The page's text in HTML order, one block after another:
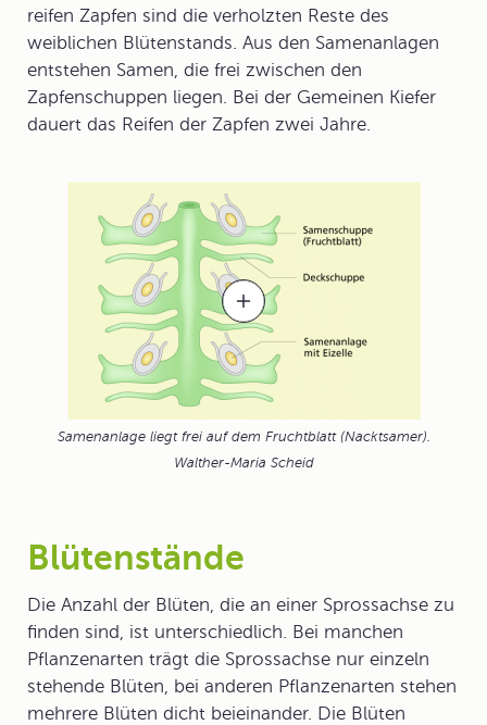
reifen Zapfen sind die verholzten Reste des
weiblichen Blütenstands. Aus den Samenanlagen
entstehen Samen, die frei zwischen den
Zapfenschuppen liegen. Bei der Gemeinen Kiefer
dauert das Reifen der Zapfen zwei Jahre.
Samenanlage liegt frei auf dem Fruchtblatt (Nacktsamer).
Walther-Maria Scheid
Blütenstände
Die Anzahl der Blüten, die an einer Sprossachse zu
finden sind, ist unterschiedlich. Bei manchen
Pflanzenarten trägt die Sprossachse nur einzeln
stehende Blüten, bei anderen Pflanzenarten stehen
mehrere Blüten dicht beieinander. Die Blüten